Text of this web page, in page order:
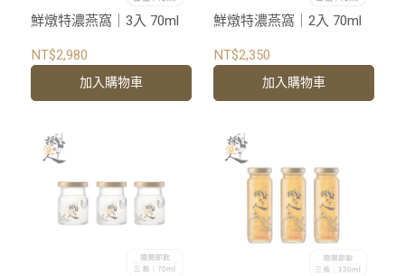
鮮燉特濃燕窩｜3入 70ml
NT$2,980
加入購物車
鮮燉特濃燕窩｜2入 70ml
NT$2,350
加入購物車